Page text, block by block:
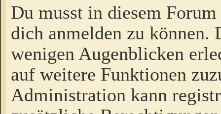
Du musst in diesem
dich anmelden zu
wenigen Augenblicken
auf weitere Funktionen
Administration kann